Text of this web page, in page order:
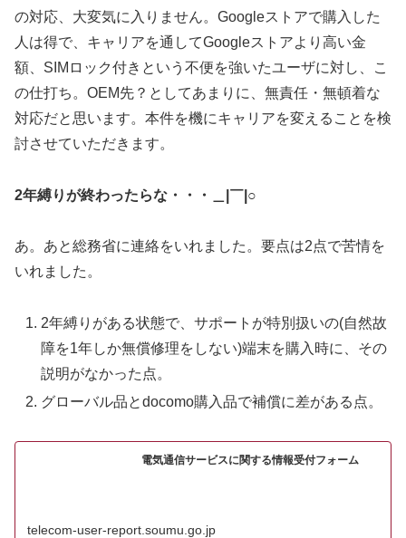
の対応、大変気に入りません。Googleストアで購入した
人は得で、キャリアを通してGoogleストアより高い金
額、SIMロック付きという不便を強いたユーザに対し、こ
の仕打ち。OEM先？としてあまりに、無責任・無頓着な
対応だと思います。本件を機にキャリアを変えることを検
討させていただきます。
2年縛りが終わったらな・・・＿|￣|○
あ。あと総務省に連絡をいれました。要点は2点で苦情を
いれました。
2年縛りがある状態で、サポートが特別扱いの(自然故
障を1年しか無償修理をしない)端末を購入時に、その
説明がなかった点。
グローバル品とdocomo購入品で補償に差がある点。
電気通信サービスに関する情報受付フォーム
telecom-user-report.soumu.go.jp